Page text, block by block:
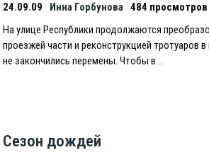
24.09.09 Инна Горбунова 484 просмотров
На улице Республики продолжаются
проезжей части и реконструкцией тротуаров
не закончились перемены. Чтобы в…
Сезон дождей